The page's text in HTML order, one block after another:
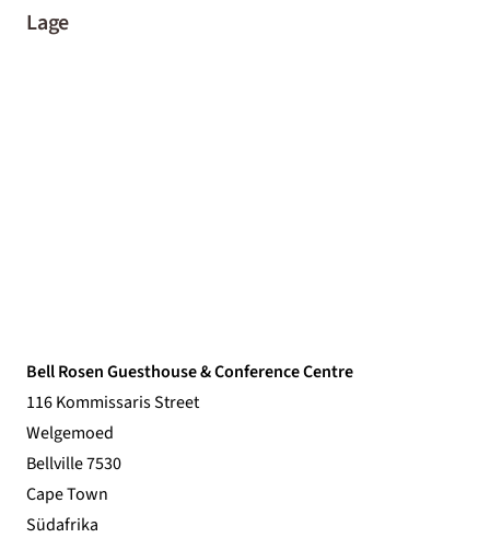
Lage
Bell Rosen Guesthouse & Conference Centre
116 Kommissaris Street
Welgemoed
Bellville 7530
Cape Town
Südafrika